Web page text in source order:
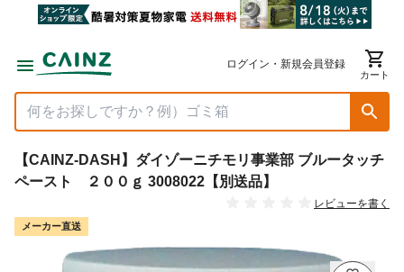
ログイン・新規会員登録
カート
【CAINZ-DASH】ダイゾーニチモリ事業部 ブルータッチ
ペースト ２００ｇ 3008022【別送品】
レビューを書く
メーカー直送